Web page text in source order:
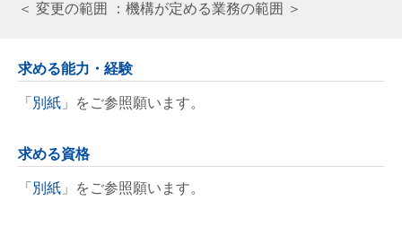
＜ 変更の範囲 ：機構が定める業務の範囲 ＞
求める能力・経験
「 別紙 」をご参照願います。
求める資格
「 別紙 」をご参照願います。